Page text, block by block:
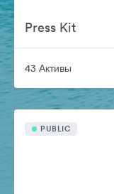
Press Kit
43 Активы
PUBLIC